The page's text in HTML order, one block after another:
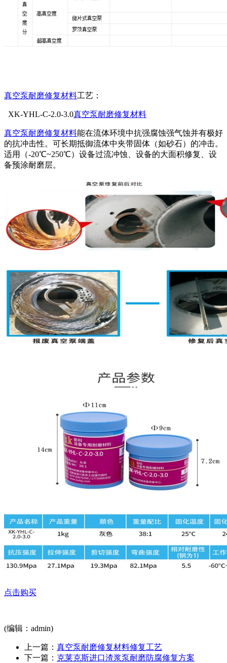
真空泵耐磨修复材料工艺：
XK-YHL-C-2.0-3.0真空泵耐磨修复材料
真空泵耐磨修复材料能在流体环境中抗强腐蚀强气蚀并有极好
的抗冲击性。可长期抵御流体中夹带固体（如砂石）的冲击。
适用（-20℃~250℃）设备过流冲蚀、设备的大面积修复、设
备预涂耐磨层。
点击购买
(编辑：admin)
上一篇： 真空泵耐磨修复材料修复工艺
下一篇： 克莱克斯进口渣浆泵耐磨防腐修复方案